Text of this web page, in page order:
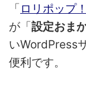
「 ロリポップ！
が「設定おま
いWordPress
便利です。